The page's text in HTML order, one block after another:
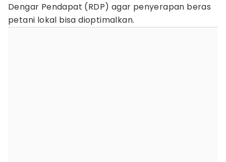
Dengar Pendapat (RDP) agar penyerapan beras
petani lokal bisa dioptimalkan.